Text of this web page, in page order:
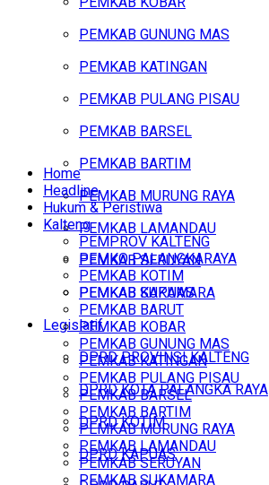
PEMKAB GUNUNG MAS
PEMKAB KATINGAN
PEMKAB PULANG PISAU
PEMKAB BARSEL
PEMKAB BARTIM
PEMKAB MURUNG RAYA
PEMKAB LAMANDAU
PEMKAB SERUYAN
PEMKAB SUKAMARA
Legislatif
DPRD PROVINSI KALTENG
DPRD KOTA PALANGKA RAYA
DPRD KOTIM
DPRD KAPUAS
Home
Headline
Hukum & Peristiwa
Kalteng
PEMPROV KALTENG
PEMKO PALANGKARAYA
PEMKAB KOTIM
PEMKAB KAPUAS
PEMKAB BARUT
PEMKAB KOBAR
PEMKAB GUNUNG MAS
PEMKAB KATINGAN
PEMKAB PULANG PISAU
PEMKAB BARSEL
PEMKAB BARTIM
PEMKAB MURUNG RAYA
PEMKAB LAMANDAU
PEMKAB SERUYAN
PEMKAB SUKAMARA